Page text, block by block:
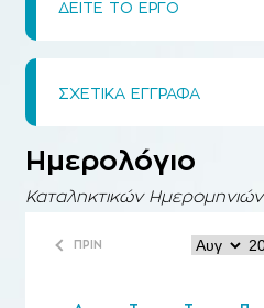
ΔΕΙΤΕ ΤΟ ΕΡΓΟ
ΣΧΕΤΙΚΑ ΕΓΓΡΑΦΑ
Ημερολόγιο
Καταληκτικών Ημερομηνιών
ΠΡΙΝ